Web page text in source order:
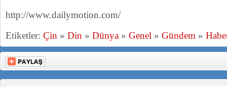
http://www.dailymotion.com/
Etiketler: Çin » Din » Dünya » Genel » Gündem »